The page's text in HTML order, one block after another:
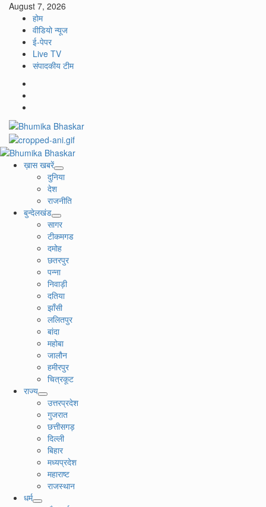
Skip
content
August 7, 2026
होम
वीडियो न्यूज
ई-पेपर
Live TV
संपादकीय टीम
Primary
Menu ख़ास खबरें
दुनिया
देश
राजनीति
बुन्देलखंड
सागर
टीकमगड
दमोह
छतरपुर
पन्ना
निवाड़ी
दतिया
झाँसी
ललितपुर
बांदा
महोबा
जालौन
हमीरपुर
चित्रकूट
राज्य
उत्तरप्रदेश
गुजरात
छत्तीसगड़
दिल्ली
बिहार
मध्यप्रदेश
महाराष्ट
राजस्थान
धर्म